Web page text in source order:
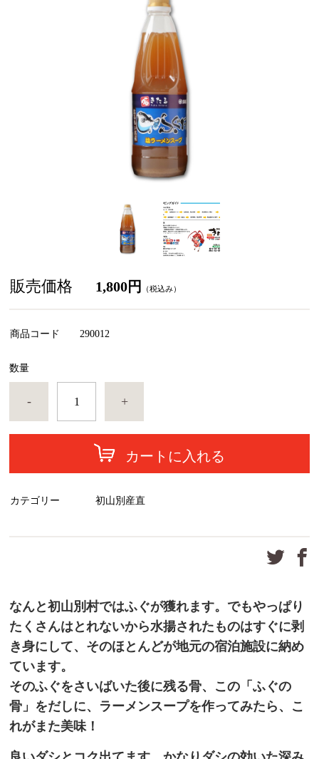
販売価格 1,800円 （税込み）
商品コード 290012
数量
- +
カートに入れる
カテゴリー 初山別産直
なんと初山別村ではふぐが獲れます。でもやっぱり
たくさんはとれないから水揚されたものはすぐに剥
き身にして、そのほとんどが地元の宿泊施設に納め
ています。
そのふぐをさいばいた後に残る骨、この「ふぐの
骨」をだしに、ラーメンスープを作ってみたら、こ
れがまた美味！